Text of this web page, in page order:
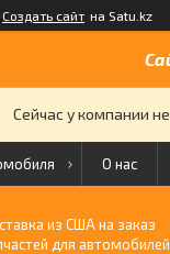
Создать сайт на Satu.kz
Сейчас у компании
О нас
из США на заказ
для автомобилей